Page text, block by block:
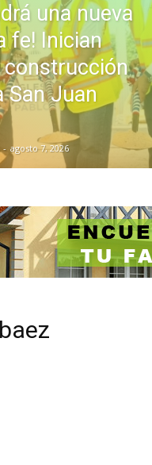
una nueva
fe! Inician
construcción
San Juan
- agosto 7, 2026